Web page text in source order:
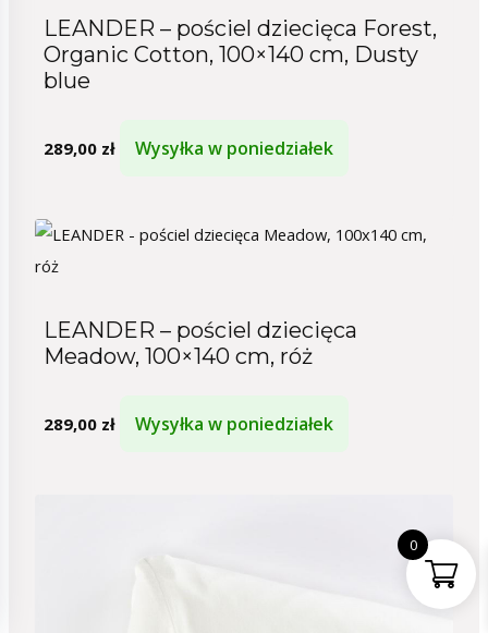
LEANDER – pościel dziecięca Forest,
Organic Cotton, 100×140 cm, Dusty
blue
289,00 zł Wysyłka w poniedziałek
LEANDER – pościel dziecięca
Meadow, 100×140 cm, róż
289,00 zł Wysyłka w poniedziałek
0